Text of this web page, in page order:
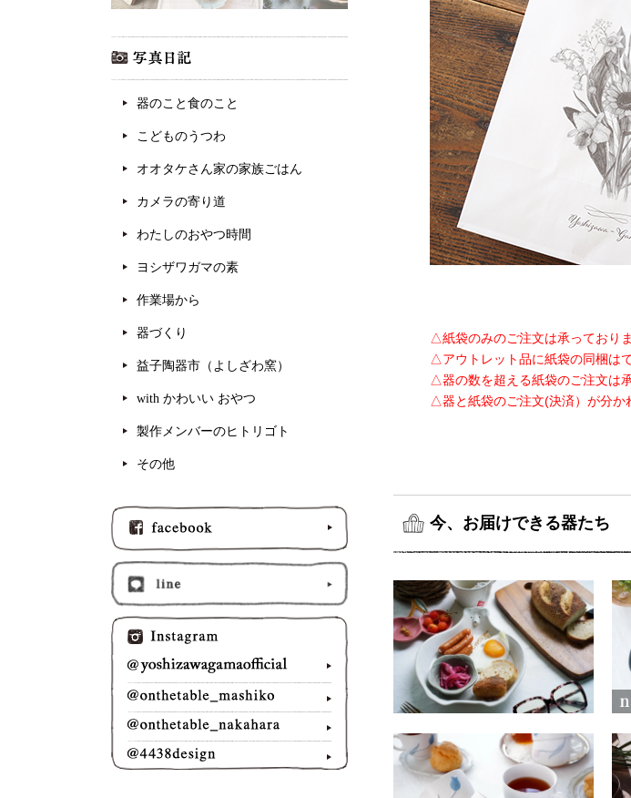
△紙袋のみのご注文は承っており
△アウトレット品に紙袋の同梱はで
△器の数を超える紙袋のご注文は
△器と紙袋のご注文(決済）が分か
今、お届けできる器たち
ト３ シロクマのお皿 大
2,600円(税込2,860円)
ニ１１ チューリップのマ
器のこと食のこと
こどものうつわ
オオタケさん家の家族ごはん
カメラの寄り道
わたしのおやつ時間
ヨシザワガマの素
作業場から
器づくり
益子陶器市（よしざわ窯）
with かわいい おやつ
製作メンバーのヒトリゴト
その他